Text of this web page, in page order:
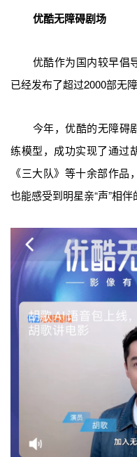
优酷无障碍剧场
优酷作为国内较早倡
已经发布了超过2000部无
今年，优酷的无障碍
练模型，成功实现了通过
《三大队》等十余部作品
也能感受到明星亲“声”相伴